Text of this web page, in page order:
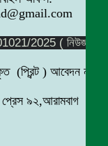
01021/2025 ( নিউজ
(প্রিন্ট ) আবেদন নং
৯২,আরামবাগ